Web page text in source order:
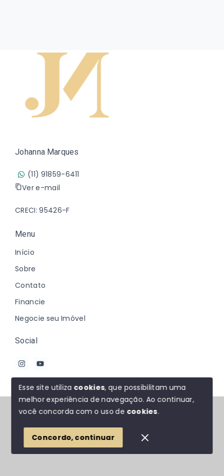
Johanna Marques
(11) 91859-6411
Ver e-mail
CRECI: 95426-F
Menu
Início
Sobre
Contato
Financie
Negocie seu Imóvel
Social
© Copyright 2026 - Johanna Marques - Todos os
SITE PARA IMOBILIARIA
Esse site utiliza cookies, que possibilitam uma
melhor experiência de navegação.Ao continuar,
você concorda com o uso de cookies.
Concordo, continuar